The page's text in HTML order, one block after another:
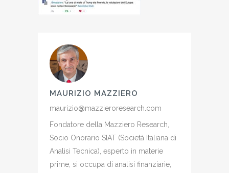
MAURIZIO MAZZIERO
maurizio@mazzieroresearch.com
Fondatore della Mazziero Research,
Socio Onorario SIAT (Società Italiana di
Analisi Tecnica), esperto in materie
prime, si occupa di analisi finanziarie,